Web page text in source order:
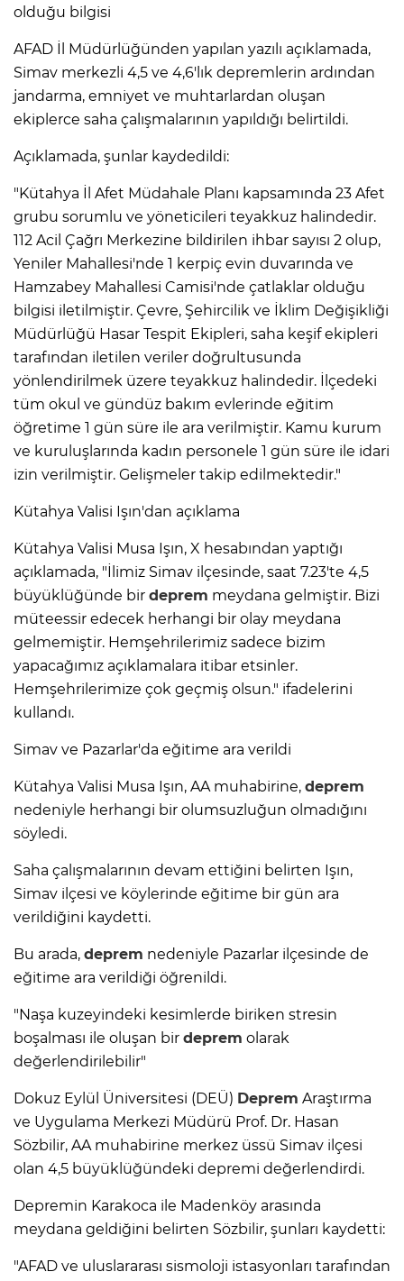
olduğu bilgisi
AFAD İl Müdürlüğünden yapılan yazılı açıklamada,
Simav merkezli 4,5 ve 4,6'lık depremlerin ardından
jandarma, emniyet ve muhtarlardan oluşan
ekiplerce saha çalışmalarının yapıldığı belirtildi.
Açıklamada, şunlar kaydedildi:
"Kütahya İl Afet Müdahale Planı kapsamında 23 Afet
grubu sorumlu ve yöneticileri teyakkuz halindedir.
112 Acil Çağrı Merkezine bildirilen ihbar sayısı 2 olup,
Yeniler Mahallesi'nde 1 kerpiç evin duvarında ve
Hamzabey Mahallesi Camisi'nde çatlaklar olduğu
bilgisi iletilmiştir. Çevre, Şehircilik ve İklim Değişikliği
Müdürlüğü Hasar Tespit Ekipleri, saha keşif ekipleri
tarafından iletilen veriler doğrultusunda
yönlendirilmek üzere teyakkuz halindedir. İlçedeki
tüm okul ve gündüz bakım evlerinde eğitim
öğretime 1 gün süre ile ara verilmiştir. Kamu kurum
ve kuruluşlarında kadın personele 1 gün süre ile idari
izin verilmiştir. Gelişmeler takip edilmektedir."
Kütahya Valisi Işın'dan açıklama
Kütahya Valisi Musa Işın, X hesabından yaptığı
açıklamada, "İlimiz Simav ilçesinde, saat 7.23'te 4,5
büyüklüğünde bir deprem meydana gelmiştir. Bizi
müteessir edecek herhangi bir olay meydana
gelmemiştir. Hemşehrilerimiz sadece bizim
yapacağımız açıklamalara itibar etsinler.
Hemşehrilerimize çok geçmiş olsun." ifadelerini
kullandı.
Simav ve Pazarlar'da eğitime ara verildi
Kütahya Valisi Musa Işın, AA muhabirine, deprem
nedeniyle herhangi bir olumsuzluğun olmadığını
söyledi.
Saha çalışmalarının devam ettiğini belirten Işın,
Simav ilçesi ve köylerinde eğitime bir gün ara
verildiğini kaydetti.
Bu arada, deprem nedeniyle Pazarlar ilçesinde de
eğitime ara verildiği öğrenildi.
"Naşa kuzeyindeki kesimlerde biriken stresin
boşalması ile oluşan bir deprem olarak
değerlendirilebilir"
Dokuz Eylül Üniversitesi (DEÜ) Deprem Araştırma
ve Uygulama Merkezi Müdürü Prof. Dr. Hasan
Sözbilir, AA muhabirine merkez üssü Simav ilçesi
olan 4,5 büyüklüğündeki depremi değerlendirdi.
Depremin Karakoca ile Madenköy arasında
meydana geldiğini belirten Sözbilir, şunları kaydetti:
"AFAD ve uluslararası sismoloji istasyonları tarafından